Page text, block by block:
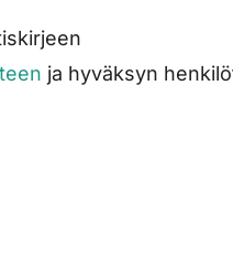
ja hyväksyn